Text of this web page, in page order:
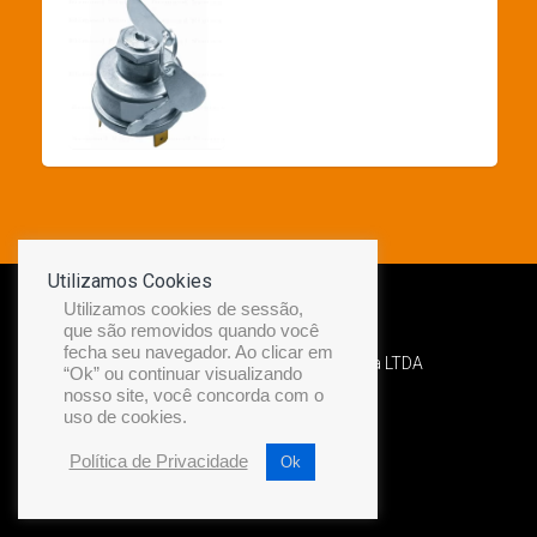
Desenvolvido por Diamond Náutica LTDA
Utilizamos Cookies
Utilizamos cookies de sessão,
que são removidos quando você
fecha seu navegador. Ao clicar em
“Ok” ou continuar visualizando
nosso site, você concorda com o
uso de cookies.
Política de Privacidade Ok